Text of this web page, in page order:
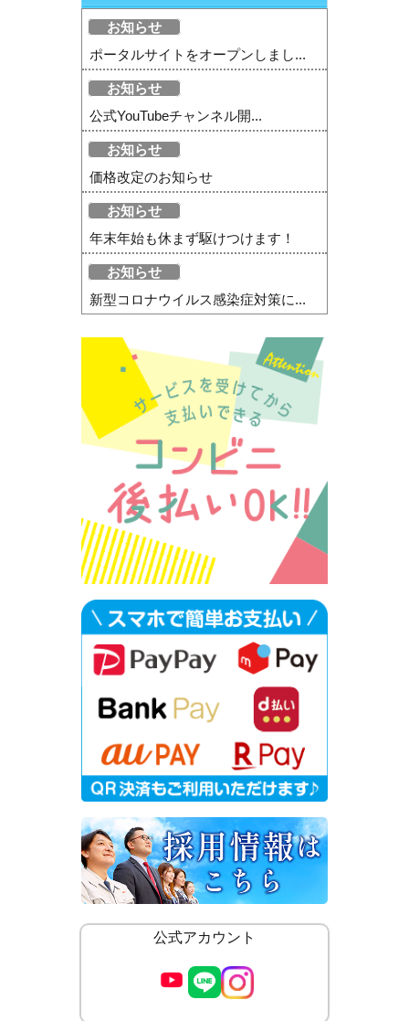
お知らせ
ポータルサイトをオープンしまし...
お知らせ
公式YouTubeチャンネル開...
お知らせ
価格改定のお知らせ
お知らせ
年末年始も休まず駆けつけます！
お知らせ
新型コロナウイルス感染症対策に...
公式アカウント